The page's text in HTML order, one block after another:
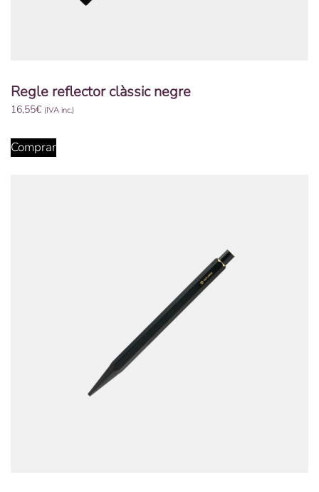
Regle reflector clàssic negre
16,55€ (IVA inc.)
Comprar